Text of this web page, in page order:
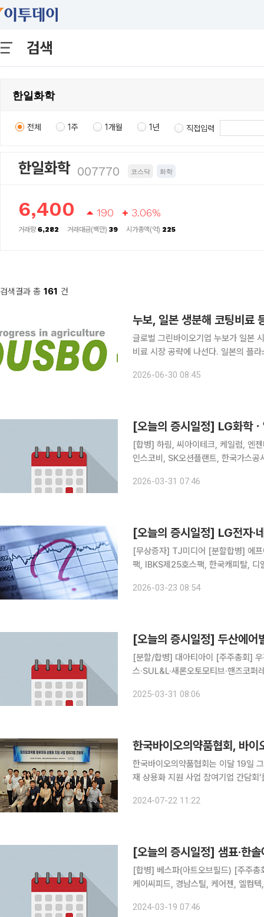
검색
전체 1주 1개월 1년 직접입력
한일화학 007770 코스닥 화학
6,400 190 3.06%
거래량6,282 거래대금(백만) 39 시가총액(억) 225
검색결과 총 161 건
누보, 일본 생분해 코팅비료
글로벌 그린바이오기업 누보가 일본
비료 시장 공략에 나선다. 일본의 플
생분해 코팅비료(Biodegradable
2026-06-30 08:45
[오늘의 증시일정] LG화학
[합병] 하림, 씨아이테크, 케일럼, 엔젠바이오 [상호변경] 인티큐브 [주주총회] 티
인스코비, SK오션플랜트, 한국가스
풀무원, 태경산업, 강원랜드, 영흥, 황
2026-03-31 07:46
[오늘의 증시일정] LG전자·
[무상증자] TJ미디어 [분할합병] 에
팩, IBKS제25호스팩, 한국캐피탈,
오로스테크놀로지, 링크제니시스, 한
2026-03-23 08:54
[오늘의 증시일정] 두산에어
[분할/합병] 대아티아이 [주주총회] 우
스·SUL&L·새론오토모티브·핸즈코퍼
·GKL·AK홀딩스·휠라홀딩스·국보·화
2025-03-31 08:06
한국바이오의약품협회, 바
한국바이오의약품협회는 이달 19일
재 상용화 지원 사업 참여기업 간담회’를 개최했다고
2024-07-22 11:22
[오늘의 증시일정] 샘표·한
[합병] 베스파(아트오브필드) [주주총회] 교보13호스팩, 교보15호스팩, 교보12호스팩, 큐에스아이,
케이씨피드, 경남스틸, 케어젠, 엘컴
바이오스텝,HLB제약,KC그린홀딩스,
2024-03-19 07:46